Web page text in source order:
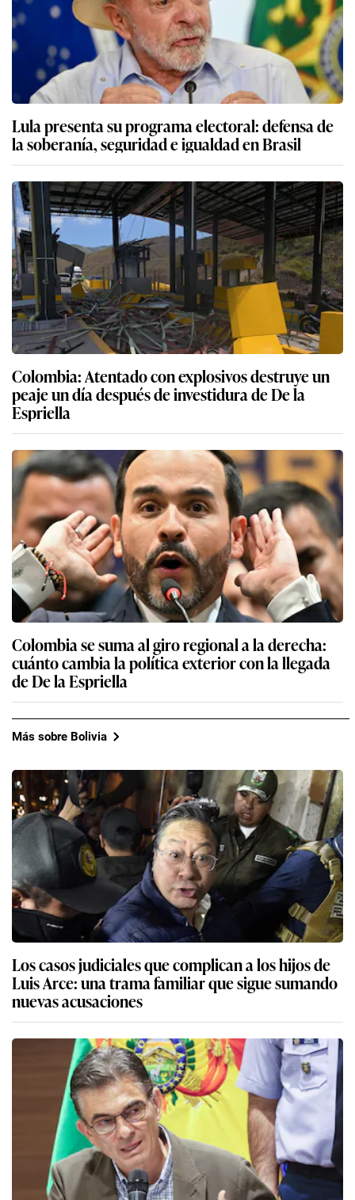
Lula presenta su programa electoral: defensa de
la soberanía, seguridad e igualdad en Brasil
Colombia: Atentado con explosivos destruye un
peaje un día después de investidura de De la
Espriella
Colombia se suma al giro regional a la derecha:
cuánto cambia la política exterior con la llegada
de De la Espriella
Más sobre Bolivia
Los casos judiciales que complican a los hijos de
Luis Arce: una trama familiar que sigue sumando
nuevas acusaciones